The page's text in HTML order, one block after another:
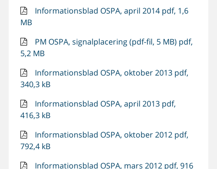
Informationsblad OSPA, april 2014 pdf, 1,6
MB
PM OSPA, signalplacering (pdf-fil, 5 MB) pdf,
5,2 MB
Informationsblad OSPA, oktober 2013 pdf,
340,3 kB
Informationsblad OSPA, april 2013 pdf,
416,3 kB
Informationsblad OSPA, oktober 2012 pdf,
792,4 kB
Informationsblad OSPA, mars 2012 pdf, 916